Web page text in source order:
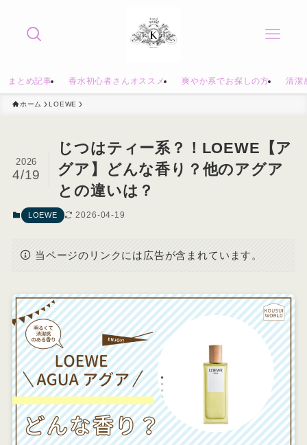
まとめ記事 香水初心者さんオススメ 爽やか系でお探しの方 清潔
ホーム LOEWE
じつはティー系？！LOEWE【ア
グア】どんな香り？他のアグア
との違いは？
2026
4/19
LOEWE 2026-04-19
当ページのリンクには広告が含まれています。